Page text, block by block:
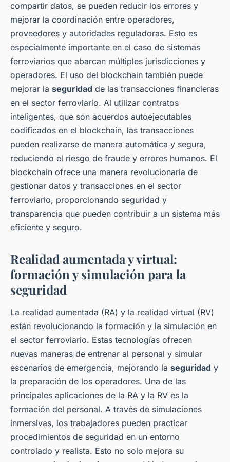
compartir datos, se pueden reducir los errores y
mejorar la coordinación entre operadores,
proveedores y autoridades reguladoras. Esto es
especialmente importante en el caso de sistemas
ferroviarios que abarcan múltiples jurisdicciones y
operadores. El uso del blockchain también puede
mejorar la seguridad de las transacciones financieras
en el sector ferroviario. Al utilizar contratos
inteligentes, que son acuerdos autoejecutables
codificados en el blockchain, las transacciones
pueden realizarse de manera automática y segura,
reduciendo el riesgo de fraude y errores humanos. El
blockchain ofrece una manera revolucionaria de
gestionar datos y transacciones en el sector
ferroviario, proporcionando seguridad y
transparencia que pueden contribuir a un sistema más
eficiente y seguro.
Realidad aumentada y virtual:
formación y simulación para la
seguridad
La realidad aumentada (RA) y la realidad virtual (RV)
están revolucionando la formación y la simulación en
el sector ferroviario. Estas tecnologías ofrecen
nuevas maneras de entrenar al personal y simular
escenarios de emergencia, mejorando la seguridad y
la preparación de los operadores. Una de las
principales aplicaciones de la RA y la RV es la
formación del personal. A través de simulaciones
inmersivas, los trabajadores pueden practicar
procedimientos de seguridad en un entorno
controlado y realista. Esto no solo mejora su